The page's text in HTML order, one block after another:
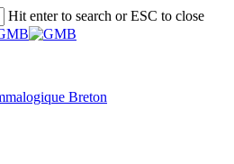
Hit enter to search or ESC to close
Breton